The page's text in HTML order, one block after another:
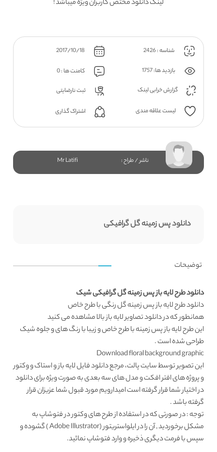
لینک دانلود مختص کاربران ویژه میباشد !
شناسه : 2426
بازدید ها: 1757
کامنت ها : 0
گزارش خرابی لینک
ثبت نارضایتی
لیست علاقه مندی اشتراک گذاری
ناشر / طراح : Mr Latifi
دانلود پس زمینه گل گرافیکی
توضیحات
دانلود طرح لایه باز پس زمینه گل گرافیکی شیک
دانلود طرح لایه بازپس زمینه گل رنگی با طرح خاص
همانطور که دردانلود تصاویر لایه بازبالا مشاهده می کنید
اینطرح لایه باز پس زمینهبا طرح خاص و زیبا با رنگ های و جلوه شیک
طراحی شده است .
Download floral background graphic
این تصویر توسط سایت پالت، مرجعدانلود فایل لایه بازو استاک و وکتور
و پروژه های افتر افکت و مدل های سه بعدی به صورت ویژه برای دانلود
در اختیار شما قرار گرفته است امیدارویم مورد قبول شما عزیزان قرار
گرفته باشد .
توجه : در صورتی که در استفاده از طرح های وکتور در فتوشاپ به
مشکل برخوردید , آن را در ایلواستریتور (Adobe Illustrator ) گشوده و
سپس با فرمت دیگری ذخیره و وارد فتوشاپ نمائید.